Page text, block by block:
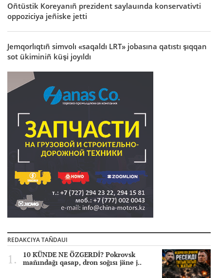
Oñtüstik Koreyanıñ prezident saylauında konservativti
oppoziciya jeñiske jetti
Jemqorlıqtıñ simvolı «saqaldı LRT» jobasına qatıstı şıqqan
sot ükiminiñ küşi joyıldı
REDAKCIYA TAÑDAUI
10 KÜNDE NE ÖZGERDİ? Pokrovsk
mañındağı qasap, dron soğısı jäne j..